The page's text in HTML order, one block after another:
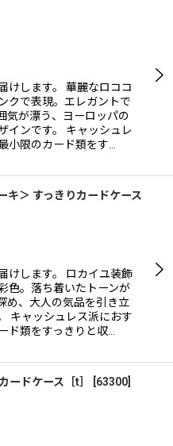
けします。 華麗なロココ
クで表現。エレガントで
気が漂う、ヨーロッパの
インです。 キャッシュレ
小限のカード類をす…
キ＞ すっきりカードケース
けします。 ロカイユ装飾
色。落ち着いたトーンが
め、大人の気品を引き立
キャッシュレス派におす
ド類をすっきりと収…
ードケース［t］ 63300